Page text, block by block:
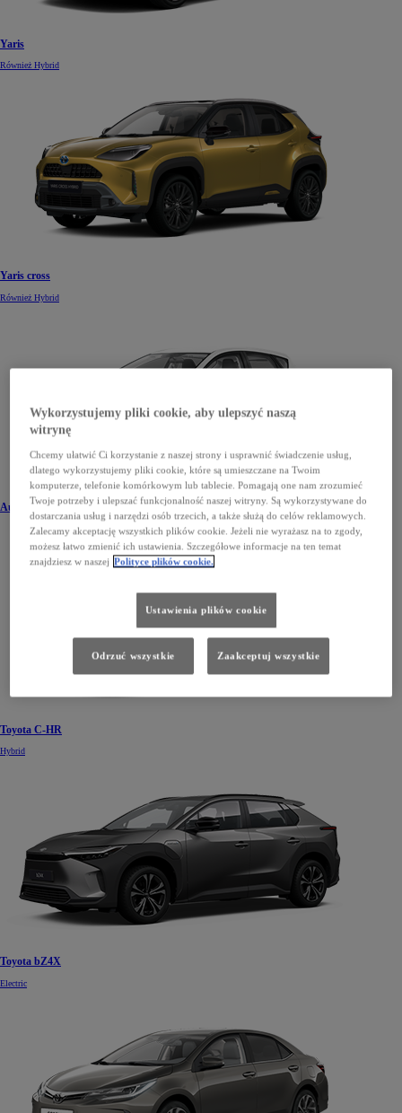
Yaris
Również Hybrid
Yaris cross
Również Hybrid
Auris
Toyota C-HR
Hybrid
Toyota bZ4X
Electric
Wykorzystujemy pliki cookie, aby ulepszyć naszą
witrynę
Chcemy ułatwić Ci korzystanie z naszej strony i usprawnić świadczenie usług,
dlatego wykorzystujemy pliki cookie, które są umieszczane na Twoim
komputerze, telefonie komórkowym lub tablecie. Pomagają one nam zrozumieć
Twoje potrzeby i ulepszać funkcjonalność naszej witryny. Są wykorzystywane do
dostarczania usług i narzędzi osób trzecich, a także służą do celów reklamowych.
Zalecamy akceptację wszystkich plików cookie. Jeżeli nie wyrażasz na to zgody,
możesz łatwo zmienić ich ustawienia. Szczegółowe informacje na ten temat
znajdziesz w naszej Polityce plików cookie.
Ustawienia plików cookie
Odrzuć wszystkie Zaakceptuj wszystkie